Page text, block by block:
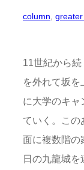
column
11世紀から
を外れて坂を
に大学のキャ
ていく。この
面に複数階の
日の九龍城を